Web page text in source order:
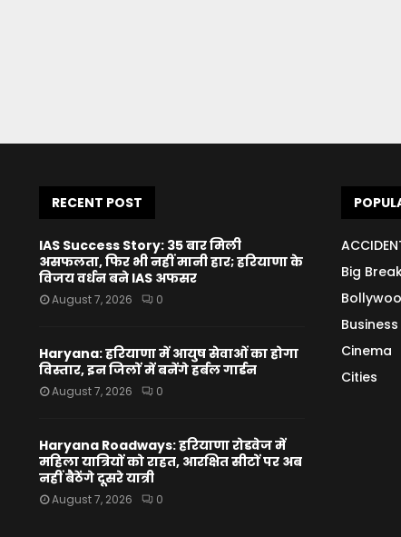
RECENT POST
IAS Success Story: 35 बार मिली
असफलता, फिर भी नहीं मानी हार; हरियाणा के
विजय वर्धन बने IAS अफसर
August 7, 2026 0
Haryana: हरियाणा में आयुष सेवाओं का होगा
विस्तार, इन जिलों में बनेंगे हर्बल गार्डन
August 7, 2026 0
Haryana Roadways: हरियाणा रोडवेज में
महिला यात्रियों को राहत, आरक्षित सीटों पर अब
नहीं बैठेंगे दूसरे यात्री
August 7, 2026 0
Big
Business
Cinema
Cities